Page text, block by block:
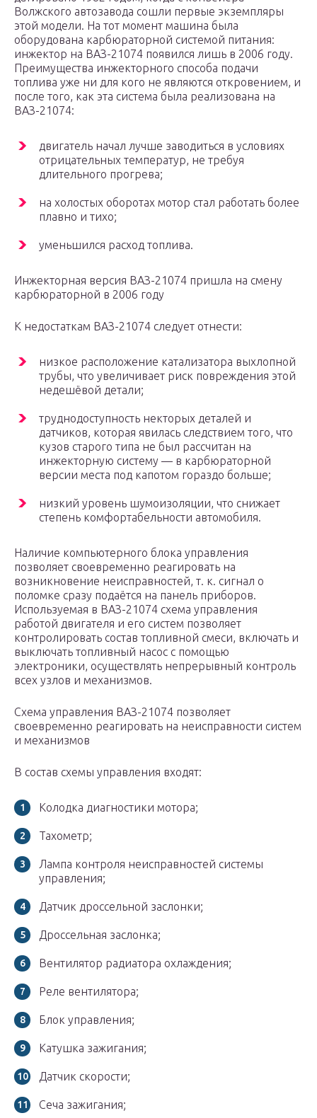
Волжского автозавода сошли первые экземпляры
этой модели. На тот момент машина была
оборудована карбюраторной системой питания:
инжектор на ВАЗ-21074 появился лишь в 2006 году.
Преимущества инжекторного способа подачи
топлива уже ни для кого не являются откровением, и
после того, как эта система была реализована на
ВАЗ-21074:
двигатель начал лучше заводиться в условиях
отрицательных температур, не требуя
длительного прогрева;
на холостых оборотах мотор стал работать более
плавно и тихо;
уменьшился расход топлива.
Инжекторная версия ВАЗ-21074 пришла на смену
карбюраторной в 2006 году
К недостаткам ВАЗ-21074 следует отнести:
низкое расположение катализатора выхлопной
трубы, что увеличивает риск повреждения этой
недешёвой детали;
труднодоступность некторых деталей и
датчиков, которая явилась следствием того, что
кузов старого типа не был рассчитан на
инжекторную систему — в карбюраторной
версии места под капотом гораздо больше;
низкий уровень шумоизоляции, что снижает
степень комфортабельности автомобиля.
Наличие компьютерного блока управления
позволяет своевременно реагировать на
возникновение неисправностей, т. к. сигнал о
поломке сразу подаётся на панель приборов.
Используемая в ВАЗ-21074 схема управления
работой двигателя и его систем позволяет
контролировать состав топливной смеси, включать и
выключать топливный насос с помощью
электроники, осуществлять непрерывный контроль
всех узлов и механизмов.
Схема управления ВАЗ-21074 позволяет
своевременно реагировать на неисправности систем
и механизмов
В состав схемы управления входят:
Колодка диагностики мотора;
Тахометр;
Лампа контроля неисправностей системы
управления;
Датчик дроссельной заслонки;
Дроссельная заслонка;
Вентилятор радиатора охлаждения;
Реле вентилятора;
Блок управления;
Катушка зажигания;
Датчик скорости;
Сеча зажигания;